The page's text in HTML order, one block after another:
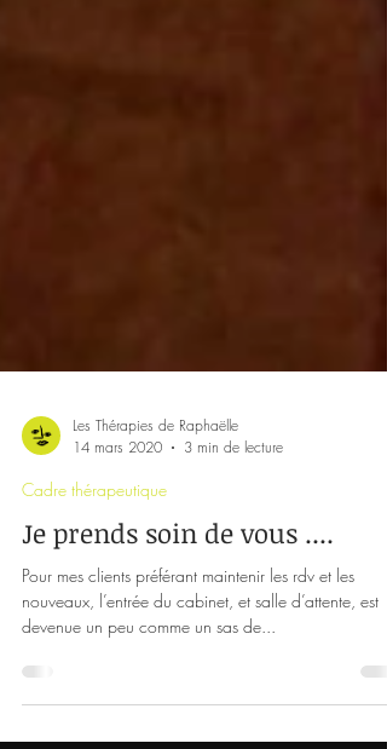
Les Thérapies de Raphaëlle
14 mars 2020
Cadre thérapeutique
Je prends soin de vous ....
Pour mes clients préférant maintenir les rdv et les
devenue un peu comme un sas de...